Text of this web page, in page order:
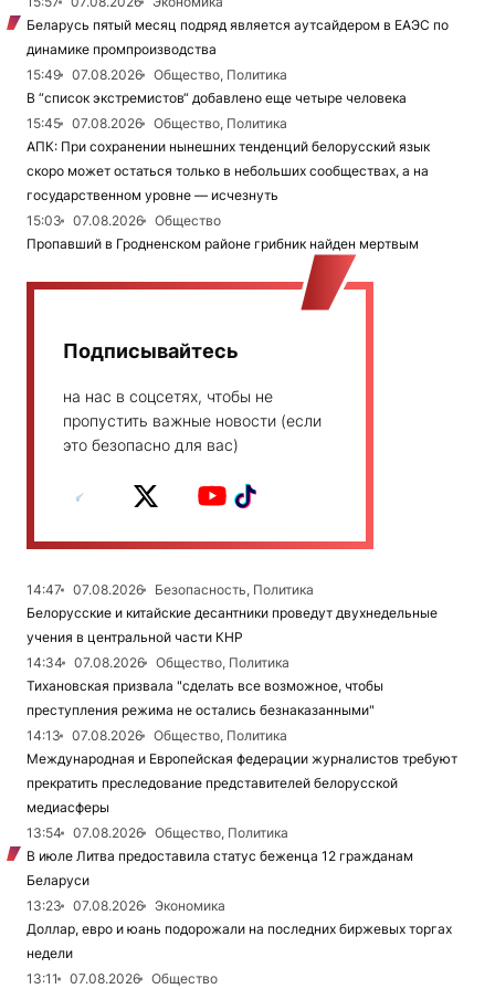
Беларусь пятый месяц подряд является аутсайдером в ЕАЭС по
динамике промпроизводства
15:49
07.08.2026
Общество, Политика
В “список экстремистов“ добавлено еще четыре человека
15:45
07.08.2026
Общество, Политика
АПК: При сохранении нынешних тенденций белорусский язык
скоро может остаться только в небольших сообществах, а на
государственном уровне — исчезнуть
15:03
07.08.2026
Общество
Пропавший в Гродненском районе грибник найден мертвым
Подписывайтесь
на нас в соцсетях, чтобы не
пропустить важные новости (если
это безопасно для вас)
14:47 07.08.2026
Безопасность, Политика
Белорусские и китайские десантники проведут двухнедельные
учения в центральной части КНР
14:34
07.08.2026
Общество, Политика
Тихановская призвала "сделать все возможное, чтобы
преступления режима не остались безнаказанными"
14:13
07.08.2026
Общество, Политика
Международная и Европейская федерации журналистов требуют
прекратить преследование представителей белорусской
медиасферы
13:54
07.08.2026
Общество, Политика
В июле Литва предоставила статус беженца 12 гражданам
Беларуси
13:23
07.08.2026
Экономика
Доллар, евро и юань подорожали на последних биржевых торгах
недели
13:11
07.08.2026
Общество